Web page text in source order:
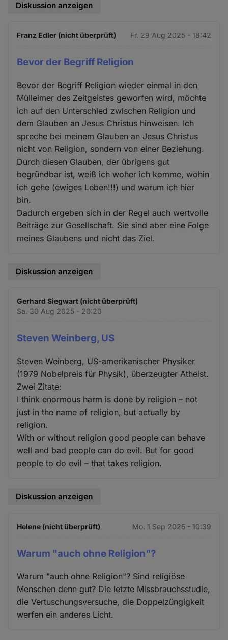
Diskussion anzeigen
Franz Edler (nicht überprüft) Fr. 29 Aug 2025 - 18:42
Bevor der Begriff Religion
Bevor der Begriff Religion wieder einmal in den
Mülleimer des Zeitgeistes geworfen wird, möchte
ich auf den Unterschied zwischen Religion und
dem Glauben an Jesus Christus hinweisen. Ich
spreche bei meinem Glauben an Jesus Christus
nicht von Religion, sondern von einer Beziehung.
Durch diesen Glauben, der übrigens gut
begründbar ist, weiß ich woher ich komme, wohin
ich gehe (ewiges Leben!!!) und warum ich hier
bin.
Dadurch ergeben sich in der Regel auch wertvolle
Beiträge zur Gesellschaft. Sie sind aber eine Folge
meines Glaubens und nicht das Ziel.
Diskussion anzeigen
Gerhard Siegwart (nicht überprüft)
Sa. 30 Aug 2025 - 20:20
Steven Weinberg, US
Steven Weinberg, US-amerikanischer Physiker
(1979 Nobelpreis für Physik), überzeugter Atheist.
Zwei Zitate:
I think enormous harm is done by religion – not
just in the name of religion, but actually by
religion.
With or without religion good people can behave
well and bad people can do evil. But for good
people to do evil – that takes religion.
Diskussion anzeigen
Helene (nicht überprüft) Mo. 1 Sep 2025 - 10:39
Warum "auch ohne Religion"?
Warum "auch ohne Religion"? Sind religiöse
Menschen denn gut? Die letzte Missbrauchsstudie,
die Vertuschungsversuche, die Doppelzüngigkeit
werfen ein anderes Licht.